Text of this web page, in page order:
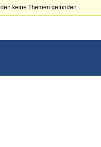
keine Themen gefunden.